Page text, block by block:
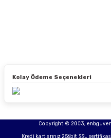
Kolay Ödeme Seçenekleri
Copyright © 2003,
Kredi kartlarınız 256bit SSL